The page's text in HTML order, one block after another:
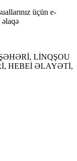
üçün e-
LİNQŞOU
HEBEİ ƏLAYƏTİ,